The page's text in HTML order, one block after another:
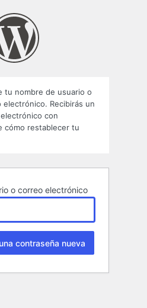
tu nombre de usuario o
Recibirás un
con
cómo restablecer tu
o correo electrónico